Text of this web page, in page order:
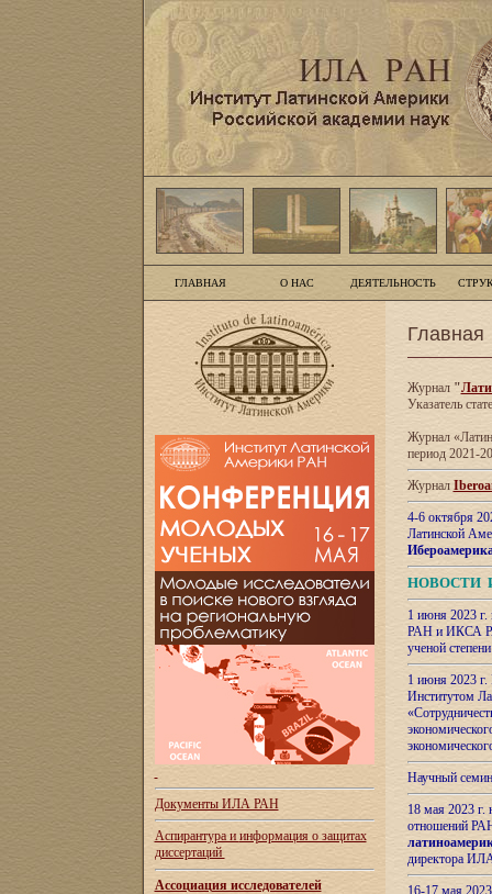
ГЛАВНАЯ О НАС ДЕЯТЕЛЬНОСТЬ
Документы ИЛА РАН
Аспирантура и информация о защитах
диссертаций
Ассоциация исследователей
Главная
Журнал"
Указатель
Журнал
период 2021-
Журнал
4-6 октября
Латинской
НОВОСТИ
1 июня 2023
РАН и ИКСА
ученой
1 июня 2023
Институтом
Научный
18 мая 2023
отношений
директора
16-17 мая